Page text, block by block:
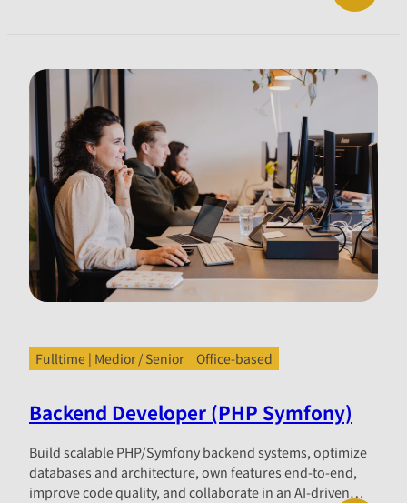
Fulltime | Medior / Senior Office-based
Backend Developer (PHP Symfony)
Build scalable PHP/Symfony backend systems, optimize
databases and architecture, own features end-to-end,
improve code quality, and collaborate in an AI-driven…